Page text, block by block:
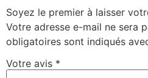
Soyez le premier à laisser
Votre adresse e-mail ne sera
obligatoires sont indiqués
Votre avis *